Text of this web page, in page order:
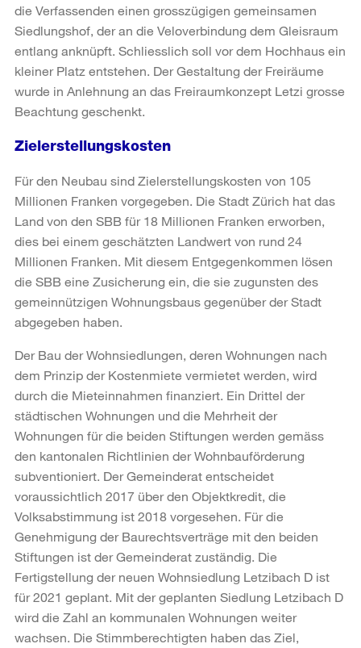
die Verfassenden einen grosszügigen gemeinsamen
Siedlungshof, der an die Veloverbindung dem Gleisraum
entlang anknüpft. Schliesslich soll vor dem Hochhaus ein
kleiner Platz entstehen. Der Gestaltung der Freiräume
wurde in Anlehnung an das Freiraumkonzept Letzi grosse
Beachtung geschenkt.
Zielerstellungskosten
Für den Neubau sind Zielerstellungskosten von 105
Millionen Franken vorgegeben. Die Stadt Zürich hat das
Land von den SBB für 18 Millionen Franken erworben,
dies bei einem geschätzten Landwert von rund 24
Millionen Franken. Mit diesem Entgegenkommen lösen
die SBB eine Zusicherung ein, die sie zugunsten des
gemeinnützigen Wohnungsbaus gegenüber der Stadt
abgegeben haben.
Der Bau der Wohnsiedlungen, deren Wohnungen nach
dem Prinzip der Kostenmiete vermietet werden, wird
durch die Mieteinnahmen finanziert. Ein Drittel der
städtischen Wohnungen und die Mehrheit der
Wohnungen für die beiden Stiftungen werden gemäss
den kantonalen Richtlinien der Wohnbauförderung
subventioniert. Der Gemeinderat entscheidet
voraussichtlich 2017 über den Objektkredit, die
Volksabstimmung ist 2018 vorgesehen. Für die
Genehmigung der Baurechtsverträge mit den beiden
Stiftungen ist der Gemeinderat zuständig. Die
Fertigstellung der neuen Wohnsiedlung Letzibach D ist
für 2021 geplant. Mit der geplanten Siedlung Letzibach D
wird die Zahl an kommunalen Wohnungen weiter
wachsen. Die Stimmberechtigten haben das Ziel,